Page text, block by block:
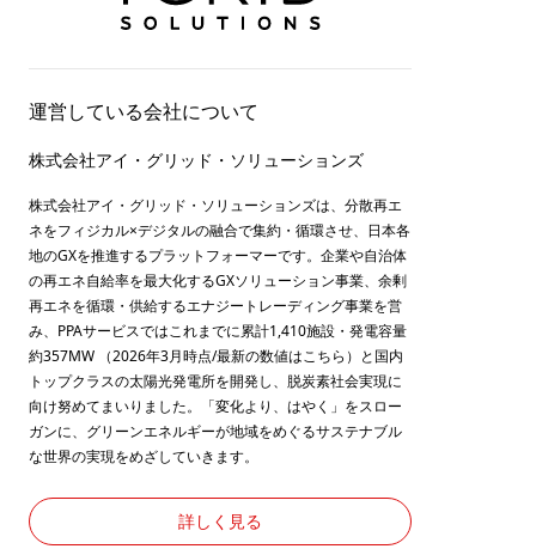
運営している会社について
株式会社アイ・グリッド・ソリューションズ
株式会社アイ・グリッド・ソリューションズは、分散再エ
ネをフィジカル×デジタルの融合で集約・循環させ、日本各
地のGXを推進するプラットフォーマーです。企業や自治体
の再エネ自給率を最大化するGXソリューション事業、余剰
再エネを循環・供給するエナジートレーディング事業を営
み、PPAサービスではこれまでに累計1,410施設・発電容量
約357MW （2026年3月時点/最新の数値はこちら ）と国内
トップクラスの太陽光発電所を開発し、脱炭素社会実現に
向け努めてまいりました。「変化より、はやく」をスロー
ガンに、グリーンエネルギーが地域をめぐるサステナブル
な世界の実現をめざしていきます。
詳しく見る